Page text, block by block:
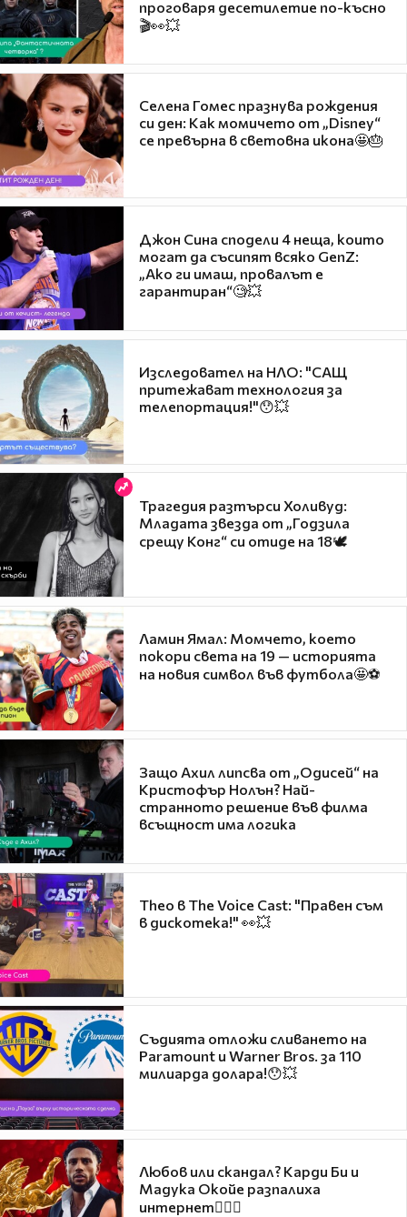
проговаря десетилетие по-късно
🎬👀💥
Селена Гомес празнува рождения
си ден: Как момичето от „Disney“
се превърна в световна икона🤩🎂
Джон Сина сподели 4 неща, които
могат да съсипят всяко GenZ:
„Ако ги имаш, провалът е
гарантиран“🧐💥
Изследовател на НЛО: "САЩ
притежават технология за
телепортация!"😯💥
Трагедия разтърси Холивуд:
Младата звезда от „Годзила
срещу Конг“ си отиде на 18🕊️
Ламин Ямал: Момчето, което
покори света на 19 — историята
на новия символ във футбола🤩⚽
Защо Ахил липсва от „Одисей“ на
Кристофър Нолън? Най-
странното решение във филма
всъщност има логика
Theo в The Voice Cast: "Правен съм
в дискотека!" 👀💥
Съдията отложи сливането на
Paramount и Warner Bros. за 110
милиарда долара!😯💥
Любов или скандал? Карди Би и
Мадука Окойе разпалиха
интернет❤️‍🔥🔥